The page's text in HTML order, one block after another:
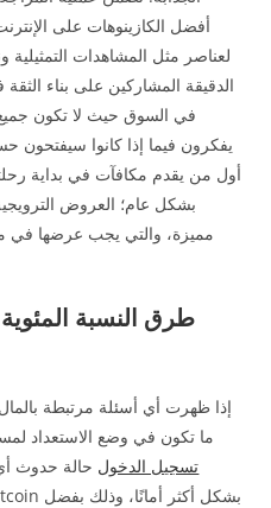
أفضل الكازينوهات على
لعناصر مثل المشاهدات التمثيلية
الدقيقة المشاركين على بناء
في السوق حيث لا تكون جميع
يفكرون فيما إذا كانوا سيفتحون
أول من يقدم مكافآت في بداية
بشكل عام؛ العروض
مميزة، والتي يجب عرضها
طرق النسبة
إذا ظهرت أي أسئلة مرتبطة
ما تكون في وضع الاستعداد
megawin تسجيل الدخول حالة حدوث